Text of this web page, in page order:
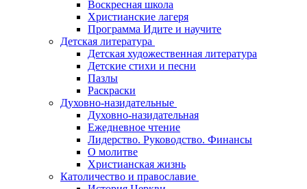
Воскресная школа
Христианские лагеря
Программа Идите и научите
Детская литература
Детская художественная литература
Детские стихи и песни
Пазлы
Раскраски
Духовно-назидательные
Духовно-назидательная
Ежедневное чтение
Лидерство. Руководство. Финансы
О молитве
Христианская жизнь
Католичество и православие